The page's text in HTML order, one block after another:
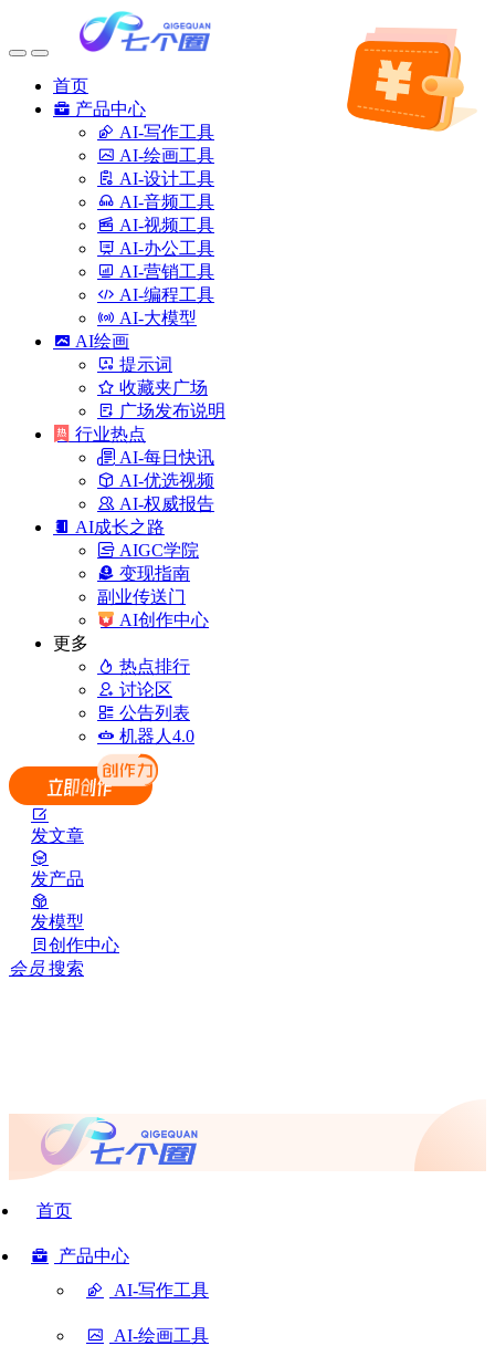
首页
产品中心
AI-写作工具
AI-绘画工具
AI-设计工具
AI-音频工具
AI-视频工具
AI-办公工具
AI-营销工具
AI-编程工具
AI-大模型
AI绘画
提示词
收藏夹广场
广场发布说明
行业热点
AI-每日快讯
AI-优选视频
AI-权威报告
AI成长之路
AIGC学院
变现指南
副业传送门
AI创作中心
更多
热点排行
讨论区
公告列表
机器人4.0
发文章
发产品
发模型
创作中心
会员 搜索
首页
产品中心
AI-写作工具
AI-绘画工具